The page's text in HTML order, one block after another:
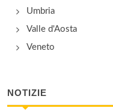
Umbria
Valle d'Aosta
Veneto
NOTIZIE